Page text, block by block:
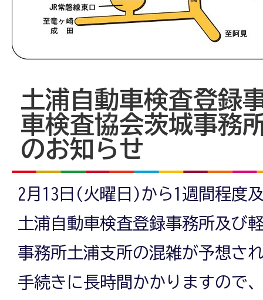
土浦自動車検査登録
車検査協会茨城事務
のお知らせ
2月13日(火曜日)から1週間程度
土浦自動車検査登録事務所及び
事務所土浦支所の混雑が予想さ
手続きに長時間かかりますので